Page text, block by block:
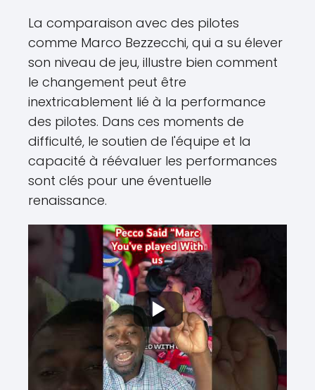
La comparaison avec des pilotes
comme Marco Bezzecchi, qui a su élever
son niveau de jeu, illustre bien comment
le changement peut être
inextricablement lié à la performance
des pilotes. Dans ces moments de
difficulté, le soutien de l'équipe et la
capacité à réévaluer les performances
sont clés pour une éventuelle
renaissance.